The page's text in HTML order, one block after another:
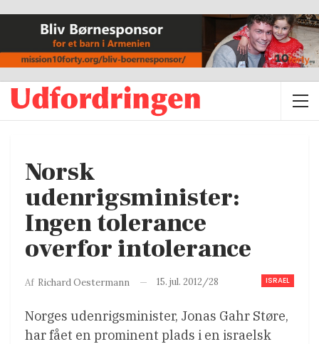
Norsk
udenrigsminister:
Ingen tolerance
overfor intolerance
ISRAEL
Af Richard Oestermann 15. jul. 2012/28
Norges udenrigsminister, Jonas Gahr Støre,
har fået en prominent plads i en israelsk